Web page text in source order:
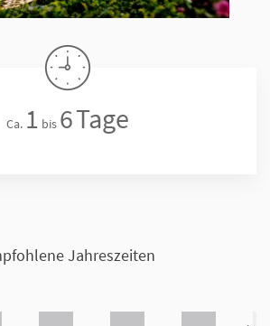
Ca. 1 bis 6Tage
Jahreszeiten